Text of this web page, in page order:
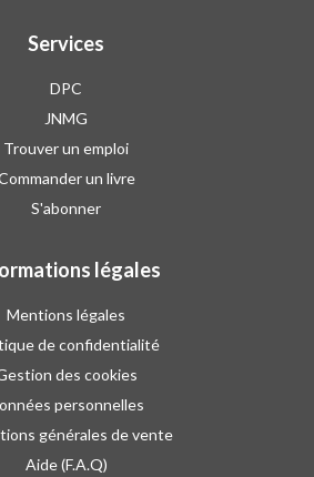
Services
DPC
JNMG
Trouver un emploi
un livre
S'abonner
légales
Mentions légales
de confidentialité
des cookies
personnelles
générales de vente
Aide (F.A.Q)